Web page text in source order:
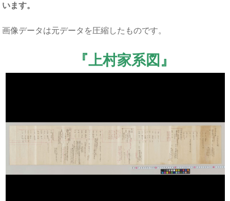
います。
画像データは元データを圧縮したものです。
『上村家系図 』